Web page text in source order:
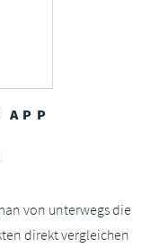
APP
von unterwegs die
direkt vergleichen